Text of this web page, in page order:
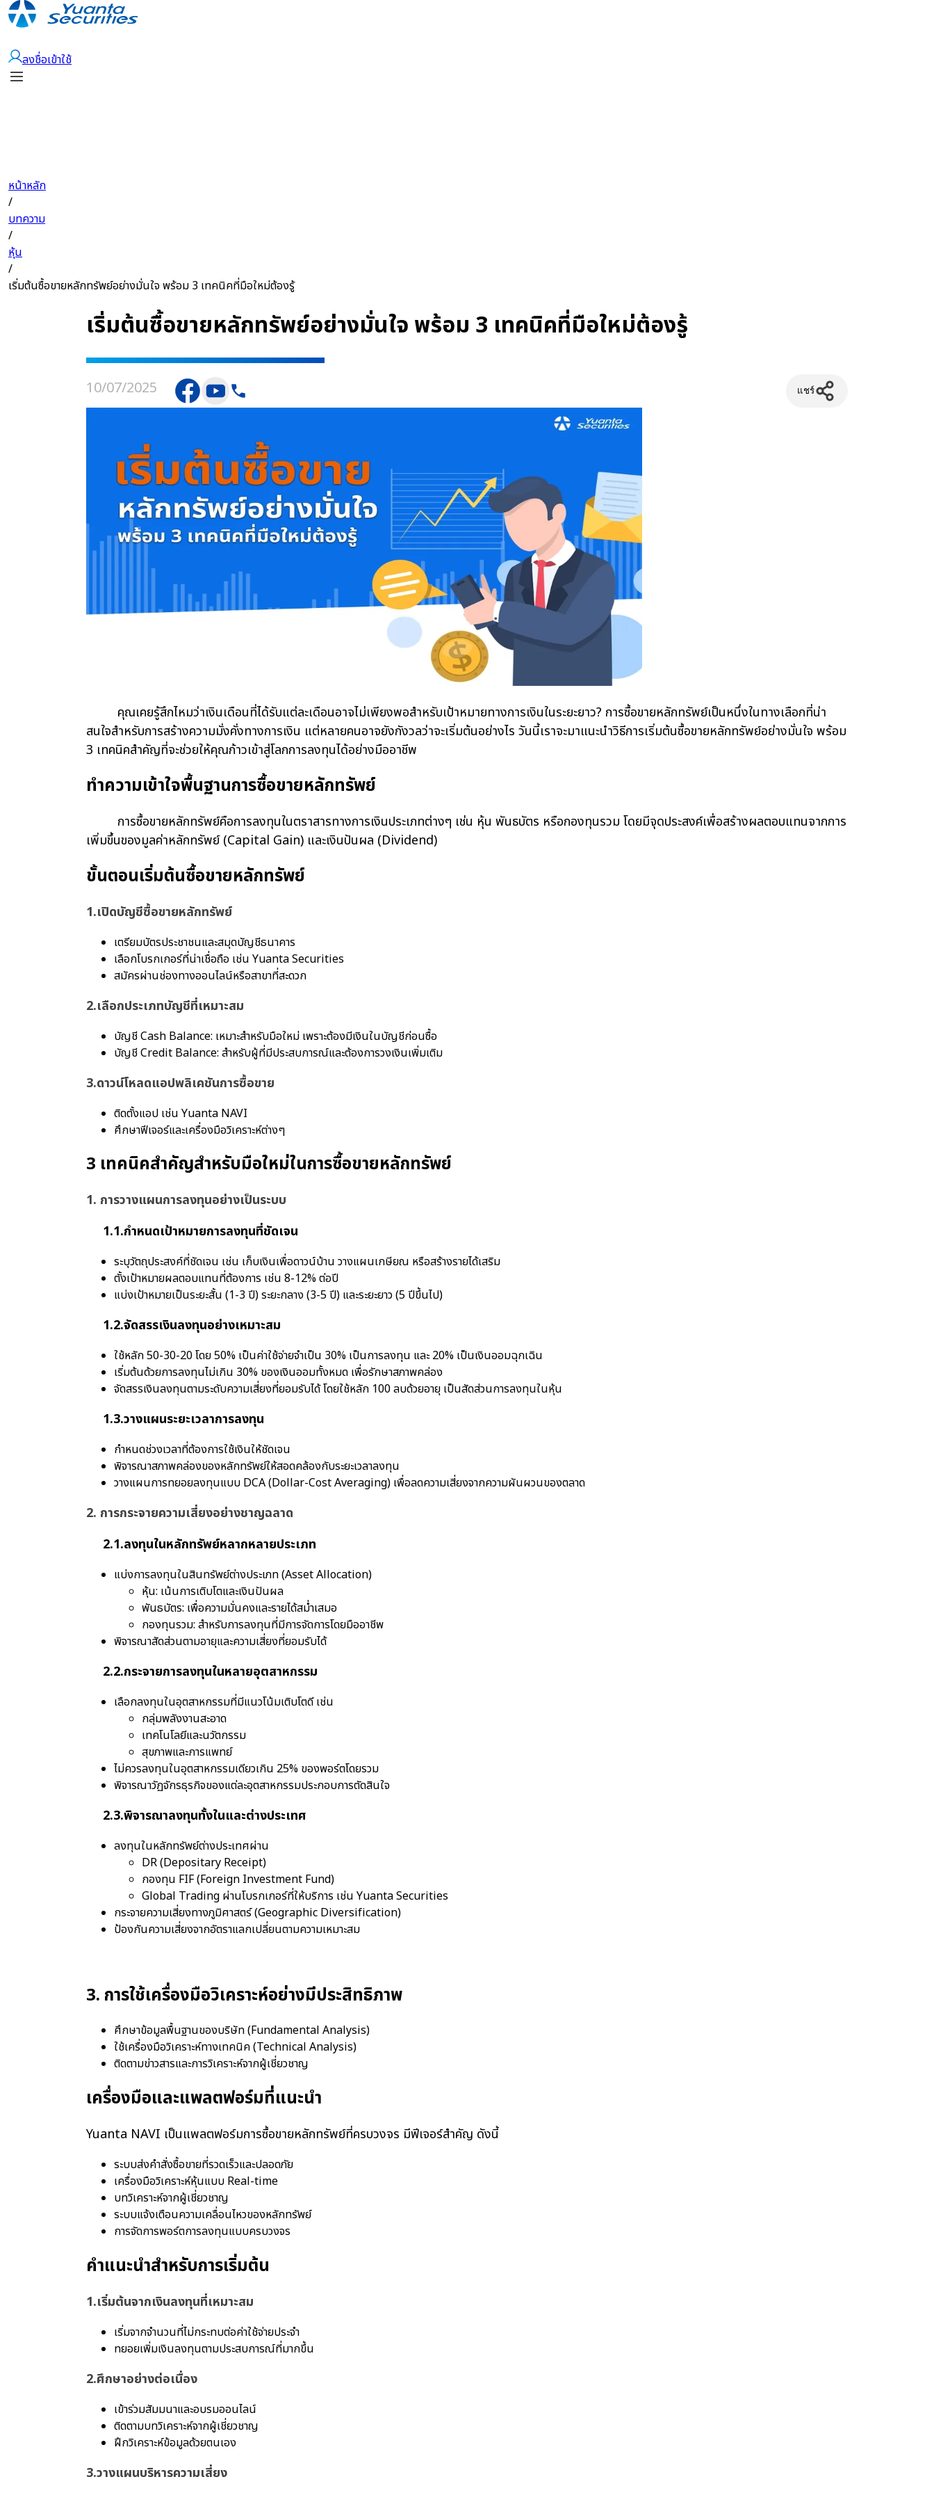
ลงชื่อเข้าใช้
หน้าหลัก
/
บทความ
/
หุ้น
/
เริ่มต้นซื้อขายหลักทรัพย์อย่างมั่นใจ พร้อม 3 เทคนิคที่มือใหม่ต้องรู้
เริ่มต้นซื้อขายหลักทรัพย์อย่างมั่นใจ พร้อม 3 เทคนิคที่มือใหม่ต้องรู้
10/07/2025 แชร์
คุณเคยรู้สึกไหมว่าเงินเดือนที่ได้รับแต่ละเดือนอาจไม่เพียงพอสำหรับเป้าหมายทางการเงินในระยะยาว? การซื้อขายหลักทรัพย์เป็นหนึ่งในทางเลือกที่น่า
สนใจสำหรับการสร้างความมั่งคั่งทางการเงิน แต่หลายคนอาจยังกังวลว่าจะเริ่มต้นอย่างไร วันนี้เราจะมาแนะนำวิธีการเริ่มต้นซื้อขายหลักทรัพย์อย่างมั่นใจ พร้อม
3 เทคนิคสำคัญที่จะช่วยให้คุณก้าวเข้าสู่โลกการลงทุนได้อย่างมืออาชีพ
ทำความเข้าใจพื้นฐานการซื้อขายหลักทรัพย์
การซื้อขายหลักทรัพย์คือการลงทุนในตราสารทางการเงินประเภทต่างๆ เช่น หุ้น พันธบัตร หรือกองทุนรวม โดยมีจุดประสงค์เพื่อสร้างผลตอบแทนจากการ
เพิ่มขึ้นของมูลค่าหลักทรัพย์ (Capital Gain) และเงินปันผล (Dividend)
ขั้นตอนเริ่มต้นซื้อขายหลักทรัพย์
1.เปิดบัญชีซื้อขายหลักทรัพย์
เตรียมบัตรประชาชนและสมุดบัญชีธนาคาร
เลือกโบรกเกอร์ที่น่าเชื่อถือ เช่น Yuanta Securities
สมัครผ่านช่องทางออนไลน์หรือสาขาที่สะดวก
2.เลือกประเภทบัญชีที่เหมาะสม
บัญชี Cash Balance: เหมาะสำหรับมือใหม่ เพราะต้องมีเงินในบัญชีก่อนซื้อ
บัญชี Credit Balance: สำหรับผู้ที่มีประสบการณ์และต้องการวงเงินเพิ่มเติม
3.ดาวน์โหลดแอปพลิเคชันการซื้อขาย
ติดตั้งแอป เช่น Yuanta NAVI
ศึกษาฟีเจอร์และเครื่องมือวิเคราะห์ต่างๆ
3 เทคนิคสำคัญสำหรับมือใหม่ในการซื้อขายหลักทรัพย์
1. การวางแผนการลงทุนอย่างเป็นระบบ
1.1.กำหนดเป้าหมายการลงทุนที่ชัดเจน
ระบุวัตถุประสงค์ที่ชัดเจน เช่น เก็บเงินเพื่อดาวน์บ้าน วางแผนเกษียณ หรือสร้างรายได้เสริม
ตั้งเป้าหมายผลตอบแทนที่ต้องการ เช่น 8-12% ต่อปี
แบ่งเป้าหมายเป็นระยะสั้น (1-3 ปี) ระยะกลาง (3-5 ปี) และระยะยาว (5 ปีขึ้นไป)
1.2.จัดสรรเงินลงทุนอย่างเหมาะสม
ใช้หลัก 50-30-20 โดย 50% เป็นค่าใช้จ่ายจำเป็น 30% เป็นการลงทุน และ 20% เป็นเงินออมฉุกเฉิน
เริ่มต้นด้วยการลงทุนไม่เกิน 30% ของเงินออมทั้งหมด เพื่อรักษาสภาพคล่อง
จัดสรรเงินลงทุนตามระดับความเสี่ยงที่ยอมรับได้ โดยใช้หลัก 100 ลบด้วยอายุ เป็นสัดส่วนการลงทุนในหุ้น
1.3.วางแผนระยะเวลาการลงทุน
กำหนดช่วงเวลาที่ต้องการใช้เงินให้ชัดเจน
พิจารณาสภาพคล่องของหลักทรัพย์ให้สอดคล้องกับระยะเวลาลงทุน
วางแผนการทยอยลงทุนแบบ DCA (Dollar-Cost Averaging) เพื่อลดความเสี่ยงจากความผันผวนของตลาด
2. การกระจายความเสี่ยงอย่างชาญฉลาด
2.1.ลงทุนในหลักทรัพย์หลากหลายประเภท
แบ่งการลงทุนในสินทรัพย์ต่างประเภท (Asset Allocation)
หุ้น: เน้นการเติบโตและเงินปันผล
พันธบัตร: เพื่อความมั่นคงและรายได้สม่ำเสมอ
กองทุนรวม: สำหรับการลงทุนที่มีการจัดการโดยมืออาชีพ
พิจารณาสัดส่วนตามอายุและความเสี่ยงที่ยอมรับได้
2.2.กระจายการลงทุนในหลายอุตสาหกรรม
เลือกลงทุนในอุตสาหกรรมที่มีแนวโน้มเติบโตดี เช่น
กลุ่มพลังงานสะอาด
เทคโนโลยีและนวัตกรรม
สุขภาพและการแพทย์
ไม่ควรลงทุนในอุตสาหกรรมเดียวเกิน 25% ของพอร์ตโดยรวม
พิจารณาวัฏจักรธุรกิจของแต่ละอุตสาหกรรมประกอบการตัดสินใจ
2.3.พิจารณาลงทุนทั้งในและต่างประเทศ
ลงทุนในหลักทรัพย์ต่างประเทศผ่าน
DR (Depositary Receipt)
กองทุน FIF (Foreign Investment Fund)
Global Trading ผ่านโบรกเกอร์ที่ให้บริการ เช่น Yuanta Securities
กระจายความเสี่ยงทางภูมิศาสตร์ (Geographic Diversification)
ป้องกันความเสี่ยงจากอัตราแลกเปลี่ยนตามความเหมาะสม
3. การใช้เครื่องมือวิเคราะห์อย่างมีประสิทธิภาพ
ศึกษาข้อมูลพื้นฐานของบริษัท (Fundamental Analysis)
ใช้เครื่องมือวิเคราะห์ทางเทคนิค (Technical Analysis)
ติดตามข่าวสารและการวิเคราะห์จากผู้เชี่ยวชาญ
เครื่องมือและแพลตฟอร์มที่แนะนำ
Yuanta NAVI เป็นแพลตฟอร์มการซื้อขายหลักทรัพย์ที่ครบวงจร มีฟีเจอร์สำคัญ ดังนี้
ระบบส่งคำสั่งซื้อขายที่รวดเร็วและปลอดภัย
เครื่องมือวิเคราะห์หุ้นแบบ Real-time
บทวิเคราะห์จากผู้เชี่ยวชาญ
ระบบแจ้งเตือนความเคลื่อนไหวของหลักทรัพย์
การจัดการพอร์ตการลงทุนแบบครบวงจร
คำแนะนำสำหรับการเริ่มต้น
1.เริ่มต้นจากเงินลงทุนที่เหมาะสม
เริ่มจากจำนวนที่ไม่กระทบต่อค่าใช้จ่ายประจำ
ทยอยเพิ่มเงินลงทุนตามประสบการณ์ที่มากขึ้น
2.ศึกษาอย่างต่อเนื่อง
เข้าร่วมสัมมนาและอบรมออนไลน์
ติดตามบทวิเคราะห์จากผู้เชี่ยวชาญ
ฝึกวิเคราะห์ข้อมูลด้วยตนเอง
3.วางแผนบริหารความเสี่ยง